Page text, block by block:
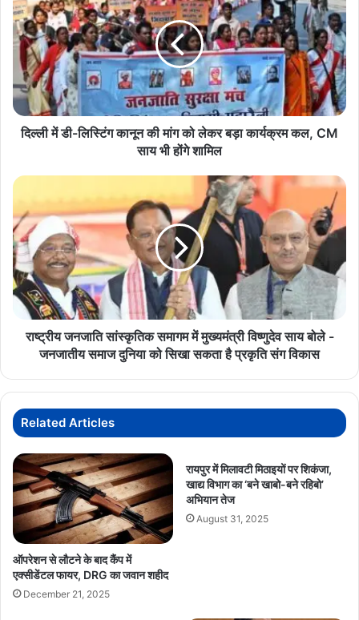
इसके साथ ही सफारी परिसर के जलाशयों में अत्याधुनिक बोटिंग सुविधाएं भी शुरू
की गई हैं। पर्यटकों के लिए एक आकर्षक स्मृति चिन्ह दुकान भी तैयार की गई है,
जहां छत्तीसगढ़ की वन संपदा, हस्तशिल्प और लोक संस्कृति से जुड़े स्मृति चिन्ह
उपलब्ध रहेंगे।
बढ़ेंगे। खासतौर पर महिलाओं सहित 15 से 20 स्थानीय युवाओं को प्रत्यक्ष रूप से
रोजगार मिलने की संभावना है।
नई सुविधाओं के शुरू होने के बाद नवा रायपुर की जंगल सफारी पर्यटकों के लिए
पहले से अधिक आधुनिक, शांत और आकर्षक पर्यटन केंद्र के रूप में विकसित
होगी।
डी-
लिस्टिंग
कानून
की
मांग
को
लेकर
बड़ा
CM
भी
होंगे
शामिल
दिल्ली में डी-लिस्टिंग कानून की मांग को लेकर बड़ा कार्यक्रम कल, CM
साय भी होंगे शामिल
राष्ट्रीय
सांस्कृतिक
समागम
में
मुख्यमंत्री
विष्णुदेव
साय
जनजातीय
सिखा
सकता
प्रकृति
संग
विकास
राष्ट्रीय जनजाति सांस्कृतिक समागम में मुख्यमंत्री विष्णुदेव साय बोले -
जनजातीय समाज दुनिया को सिखा सकता है प्रकृति संग विकास
Related Articles
ऑपरेशन से लौटने के बाद कैंप में
एक्सीडेंटल फायर, DRG का जवान शहीद
December 21, 2025
रायपुर में मिलावटी मिठाइयों पर शिकंजा,
खाद्य विभाग का ‘बने खाबो-बने रहिबो’
अभियान तेज
August 31, 2025